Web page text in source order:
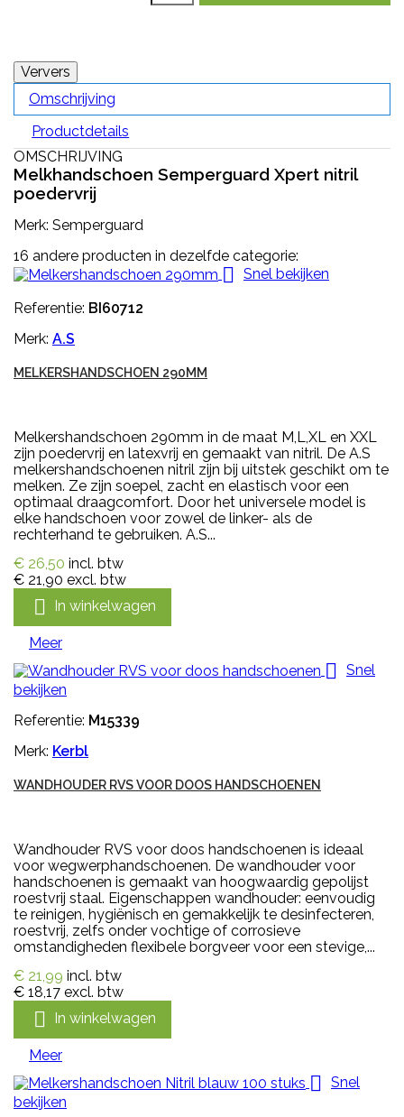
Omschrijving
Productdetails
OMSCHRIJVING
Melkhandschoen Semperguard Xpert nitril
poedervrij
Merk: Semperguard
16 andere producten in dezelfde categorie:
 Snel bekijken
Referentie: BI60712
Merk: A.S
MELKERSHANDSCHOEN 290MM
Melkershandschoen 290mm in de maat M,L,XL en XXL
zijn poedervrij en latexvrij en gemaakt van nitril. De A.S
melkershandschoenen nitril zijn bij uitstek geschikt om te
melken. Ze zijn soepel, zacht en elastisch voor een
optimaal draagcomfort. Door het universele model is
elke handschoen voor zowel de linker- als de
rechterhand te gebruiken. A.S...
€ 26,50 incl. btw
€ 21,90 excl. btw
 In winkelwagen
Meer
 Snel
bekijken
Referentie: M15339
Merk: Kerbl
WANDHOUDER RVS VOOR DOOS HANDSCHOENEN
Wandhouder RVS voor doos handschoenen is ideaal
voor wegwerphandschoenen. De wandhouder voor
handschoenen is gemaakt van hoogwaardig gepolijst
roestvrij staal. Eigenschappen wandhouder: eenvoudig
te reinigen, hygiënisch en gemakkelijk te desinfecteren,
roestvrij, zelfs onder vochtige of corrosieve
omstandigheden flexibele borgveer voor een stevige,...
€ 21,99 incl. btw
€ 18,17 excl. btw
 In winkelwagen
Meer
 Snel
bekijken